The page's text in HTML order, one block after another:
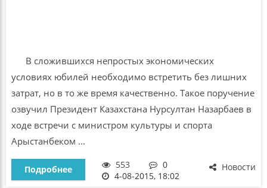
В сложившихся непростых экономических
условиях юбилей необходимо встретить без лишних
затрат, но в то же время качественно. Такое поручение
озвучил Президент Казахстана Нурсултан Назарбаев в
ходе встречи с министром культуры и спорта
Арыстанбеком ...
Новости
Подробнее 553
0
4-08-2015, 18:02